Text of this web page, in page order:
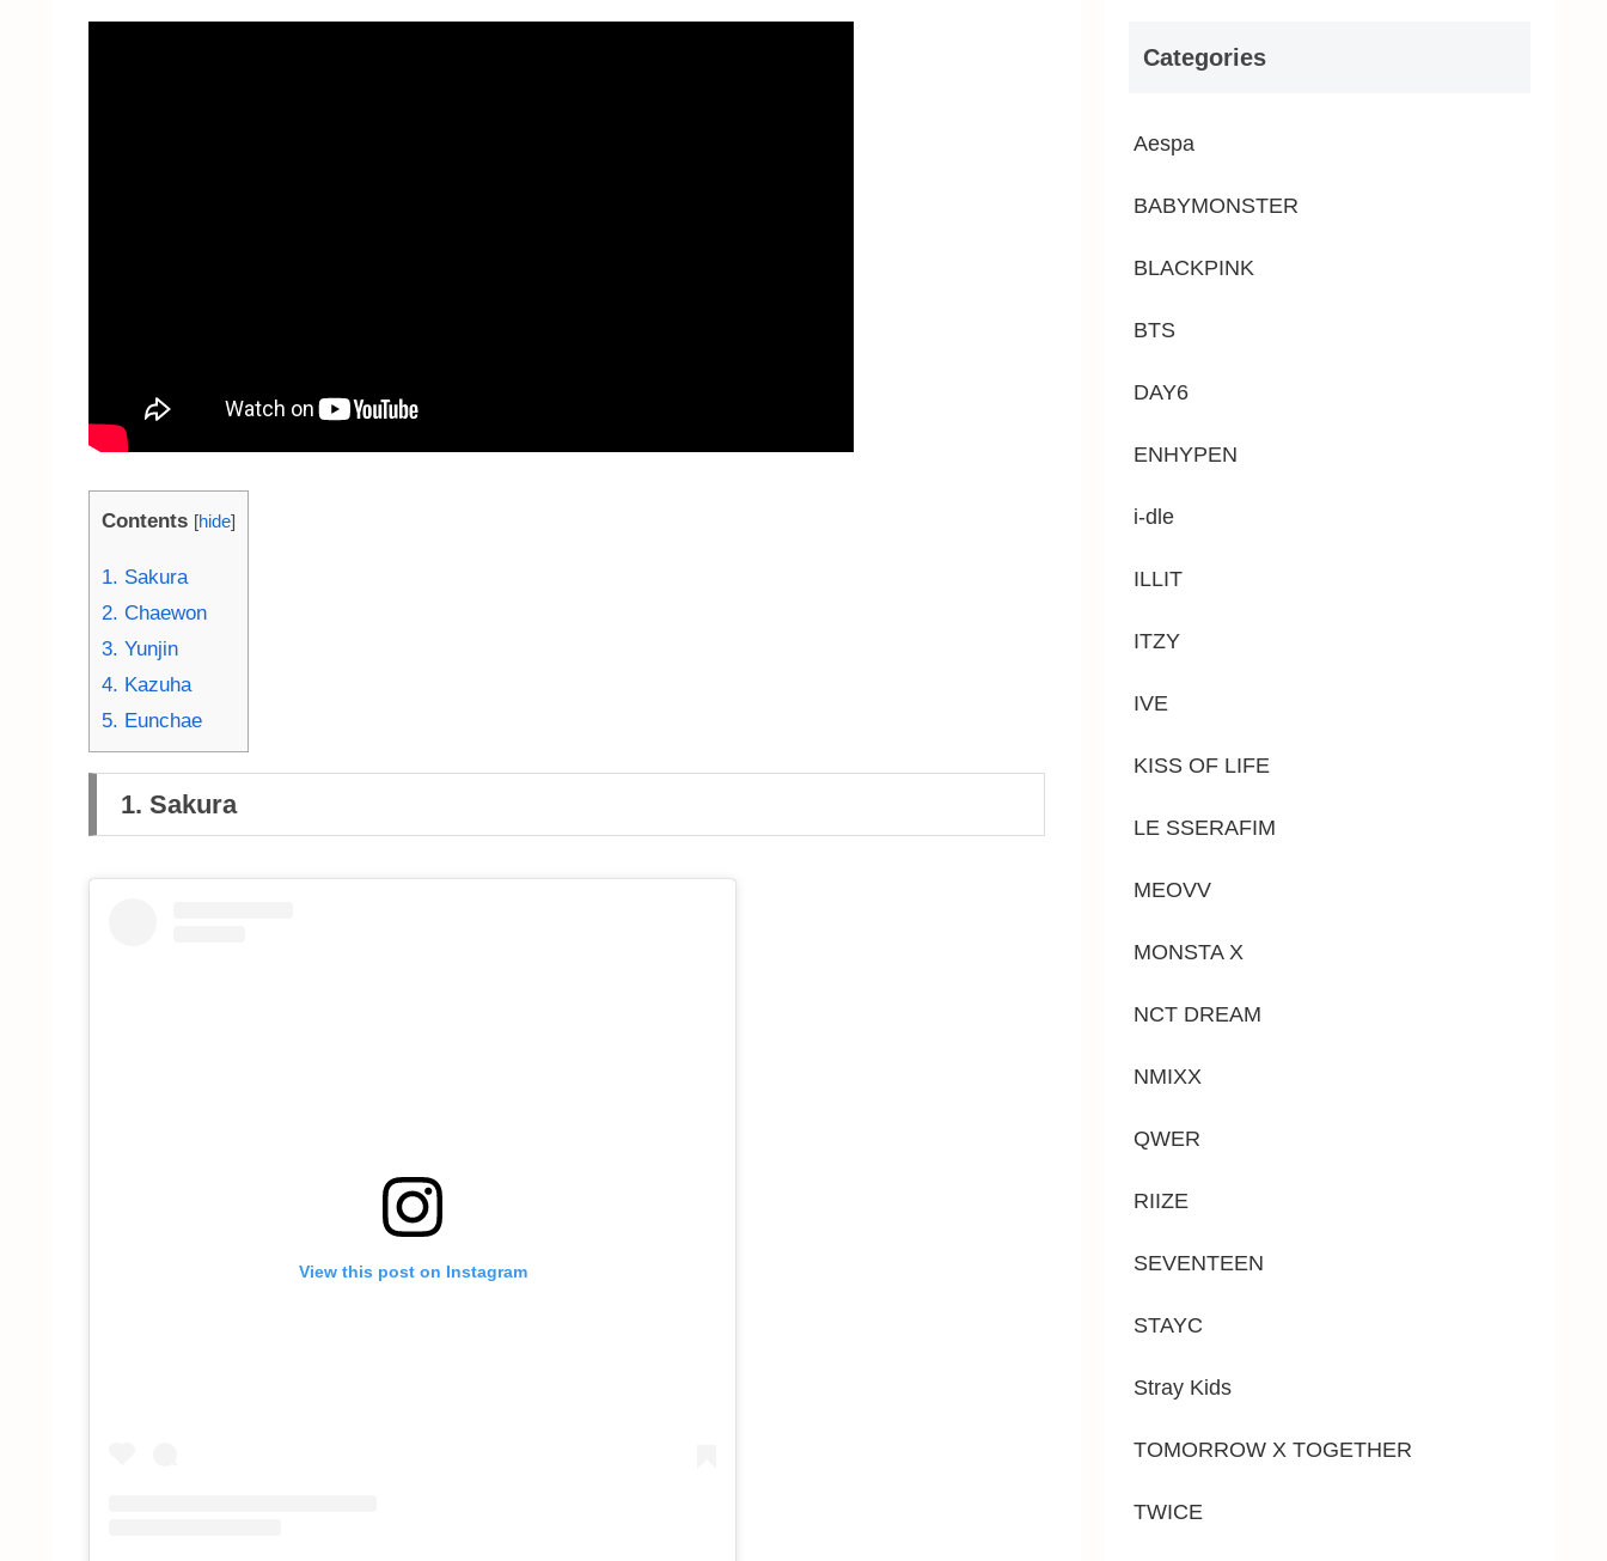
Contents [hide]
1. Sakura
2. Chaewon
3. Yunjin
4. Kazuha
5. Eunchae
1. Sakura
View this post on Instagram
Categories
Aespa
BABYMONSTER
BLACKPINK
BTS
DAY6
ENHYPEN
i-dle
ILLIT
ITZY
IVE
KISS OF LIFE
LE SSERAFIM
MEOVV
MONSTA X
NCT DREAM
NMIXX
QWER
RIIZE
SEVENTEEN
STAYC
Stray Kids
TOMORROW X TOGETHER
TWICE